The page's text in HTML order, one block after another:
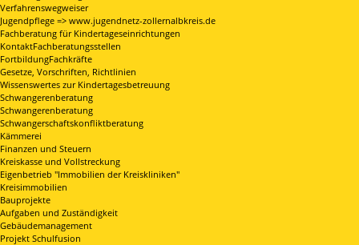
Verfahrenswegweiser
Jugendpflege => www.jugendnetz-zollernalbkreis.de
Fachberatung für Kindertageseinrichtungen
KontaktFachberatungsstellen
FortbildungFachkräfte
Gesetze, Vorschriften, Richtlinien
Wissenswertes zur Kindertagesbetreuung
Schwangerenberatung
Schwangerenberatung
Schwangerschaftskonfliktberatung
Kämmerei
Finanzen und Steuern
Kreiskasse und Vollstreckung
Eigenbetrieb "Immobilien der Kreiskliniken"
Kreisimmobilien
Bauprojekte
Aufgaben und Zuständigkeit
Gebäudemanagement
Projekt Schulfusion